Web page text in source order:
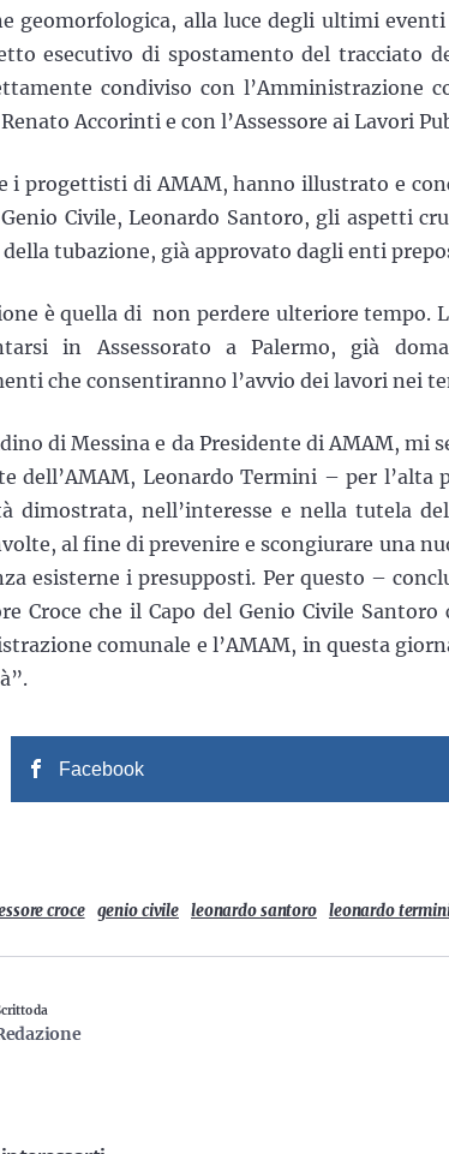
geomorfologica, alla luce degli ultimi
esecutivo di spostamento del tracciato
condiviso con l’Amministrazione
Accorinti e con l’Assessore ai Lavori
i progettisti di AMAM, hanno illustrato e
Civile, Leonardo Santoro, gli aspetti
tubazione, già approvato dagli enti
è quella di non perdere ulteriore tempo.
in Assessorato a Palermo, già
che consentiranno l’avvio dei lavori nei
di Messina e da Presidente di AMAM,
dell’AMAM, Leonardo Termini – per
dimostrata, nell’interesse e nella tutela
al fine di prevenire e scongiurare una
esisterne i presupposti. Per questo –
Croce che il Capo del Genio Civile
comunale e l’AMAM, in questa
Facebook
croce genio civile leonardo santoro leonardo
da